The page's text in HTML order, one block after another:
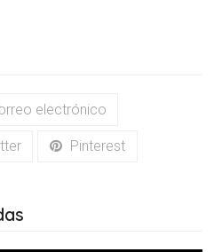
electrónico
Pinterest